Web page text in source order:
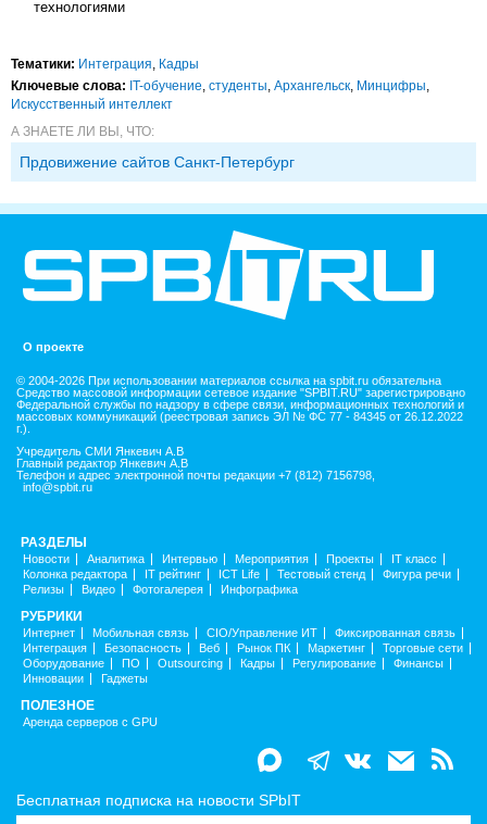
технологиями
Тематики: Интеграция Кадры
Ключевые слова: IT-обучение студенты Архангельск Минцифры
Искусственный интеллект
А ЗНАЕТЕ ЛИ ВЫ, ЧТО:
Прдовижение сайтов Санкт-Петербург
О проекте
© 2004-2026 При использовании материалов ссылка на spbit.ru обязательна
Средство массовой информации сетевое издание "SPBIT.RU" зарегистрировано
Федеральной службы по надзору в сфере связи, информационных технологий и
массовых коммуникаций (реестровая запись ЭЛ № ФС 77 - 84345 от 26.12.2022
г.).
Учредитель СМИ Янкевич А.В
Главный редактор Янкевич А.В
Телефон и адрес электронной почты редакции +7 (812) 7156798,
info@spbit.ru
РАЗДЕЛЫ
Новости Аналитика Интервью Мероприятия Проекты
IT класс
Колонка редактора
IT рейтинг ICT Life Тестовый стенд
Фигура речи
Релизы
Видео Фотогалерея Инфографика
РУБРИКИ
Интернет Мобильная связь CIO/Управление ИТ
Фиксированная связь
Интеграция
Безопасность Веб Рынок ПК Маркетинг
Торговые сети
Оборудование
ПО Outsourcing Кадры Регулирование
Финансы
Инновации
Гаджеты
ПОЛЕЗНОЕ
Аренда серверов с GPU
Бесплатная подписка на новости SPbIT